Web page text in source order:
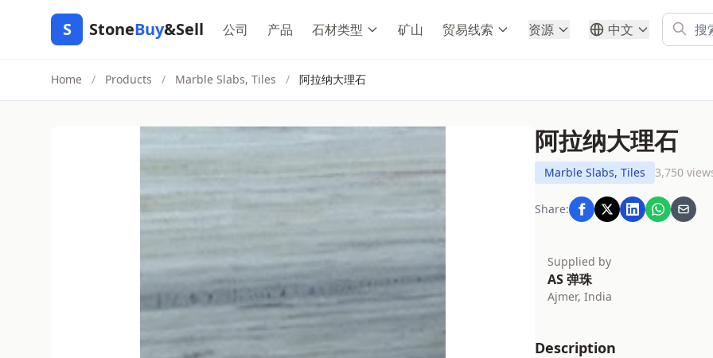
S StoneBuy&Sell 公司 产品 石材类型 矿山 贸易线索 资源 中文
Home / Products / Marble Slabs, Tiles / 阿拉纳大理石
阿拉纳大理石
Marble Slabs, Tiles 3,750
Share:
Supplied by
AS 弹珠
Ajmer, India
Description